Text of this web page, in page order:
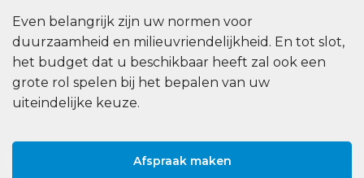
Even belangrijk zijn uw normen voor
duurzaamheid en milieuvriendelijkheid. En tot slot,
het budget dat u beschikbaar heeft zal ook een
grote rol spelen bij het bepalen van uw
uiteindelijke keuze.
Afspraak maken